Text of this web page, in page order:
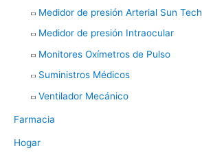
Medidor de presión Arterial Sun Tech
Medidor de presión Intraocular
Monitores Oxímetros de Pulso
Suministros Médicos
Ventilador Mecánico
Farmacia
Hogar